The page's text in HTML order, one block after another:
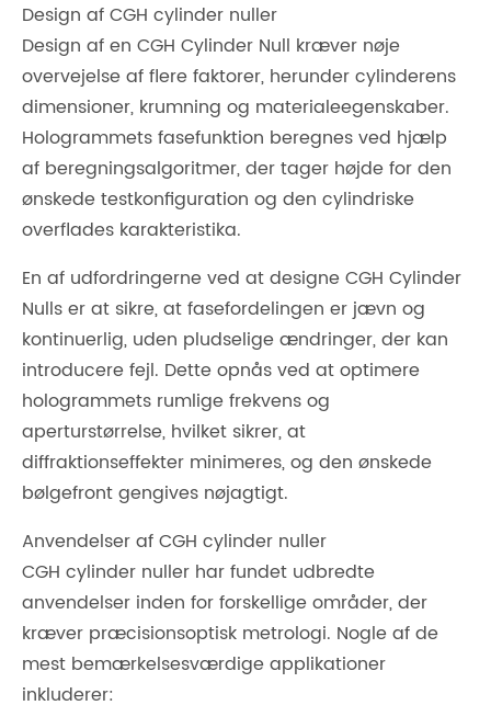
Design af CGH cylinder nuller
Design af en CGH Cylinder Null kræver nøje
overvejelse af flere faktorer, herunder cylinderens
dimensioner, krumning og materialeegenskaber.
Hologrammets fasefunktion beregnes ved hjælp
af beregningsalgoritmer, der tager højde for den
ønskede testkonfiguration og den cylindriske
overflades karakteristika.
En af udfordringerne ved at designe CGH Cylinder
Nulls er at sikre, at fasefordelingen er jævn og
kontinuerlig, uden pludselige ændringer, der kan
introducere fejl. Dette opnås ved at optimere
hologrammets rumlige frekvens og
aperturstørrelse, hvilket sikrer, at
diffraktionseffekter minimeres, og den ønskede
bølgefront gengives nøjagtigt.
Anvendelser af CGH cylinder nuller
CGH cylinder nuller har fundet udbredte
anvendelser inden for forskellige områder, der
kræver præcisionsoptisk metrologi. Nogle af de
mest bemærkelsesværdige applikationer
inkluderer: